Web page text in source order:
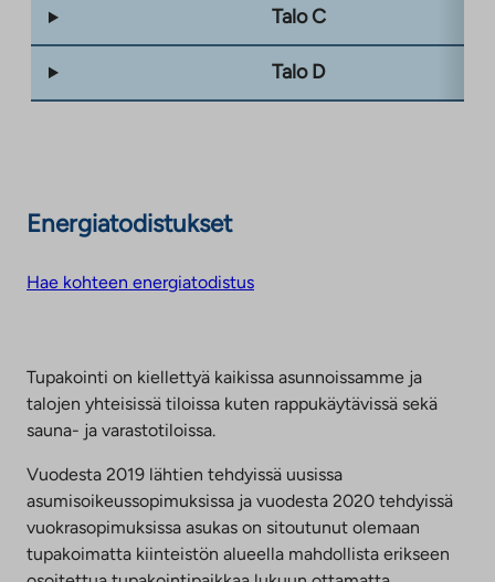
Talo C
Talo D
Energiatodistukset
Hae kohteen energiatodistus
Tupakointi on kiellettyä kaikissa asunnoissamme ja
talojen yhteisissä tiloissa kuten rappukäytävissä sekä
sauna- ja varastotiloissa.
Vuodesta 2019 lähtien tehdyissä uusissa
asumisoikeussopimuksissa ja vuodesta 2020 tehdyissä
vuokrasopimuksissa asukas on sitoutunut olemaan
tupakoimatta kiinteistön alueella mahdollista erikseen